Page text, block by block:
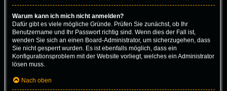
Warum kann ich mich nicht anmelden?
Dafür gibt es viele mögliche Gründe. Prüfen Sie zunächst, ob Ihr
Benutzername und Ihr Passwort richtig sind. Wenn dies der Fall ist,
wenden Sie sich an einen Board-Administrator, um sicherzugehen, dass
Sie nicht gesperrt wurden. Es ist ebenfalls möglich, dass ein
Konfigurationsproblem mit der Website vorliegt, welches ein Administrator
lösen muss.
Nach oben